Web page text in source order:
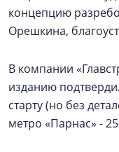
концепцию
Орешкина,
В компании
изданию
старту (но без
метро «Парнас» -